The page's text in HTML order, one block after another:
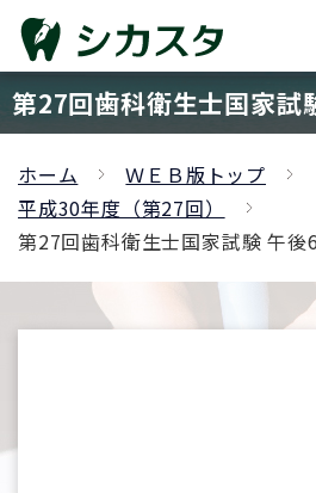
第27回歯科衛生士国家試
ホーム
ＷＥＢ版トップ
平成30年度（第27回）
第27回歯科衛生士国家試験 午後6